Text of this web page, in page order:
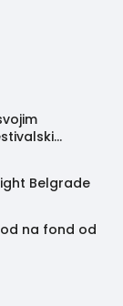
Belgrade
na fond od